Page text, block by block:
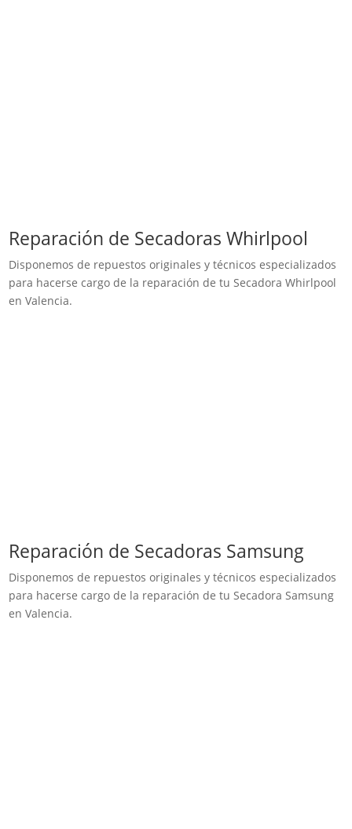
Reparación de Secadoras Whirlpool
Disponemos de repuestos originales y técnicos especializados
para hacerse cargo de la reparación de tu Secadora Whirlpool
en Valencia.
Reparación de Secadoras Samsung
Disponemos de repuestos originales y técnicos especializados
para hacerse cargo de la reparación de tu Secadora Samsung
en Valencia.